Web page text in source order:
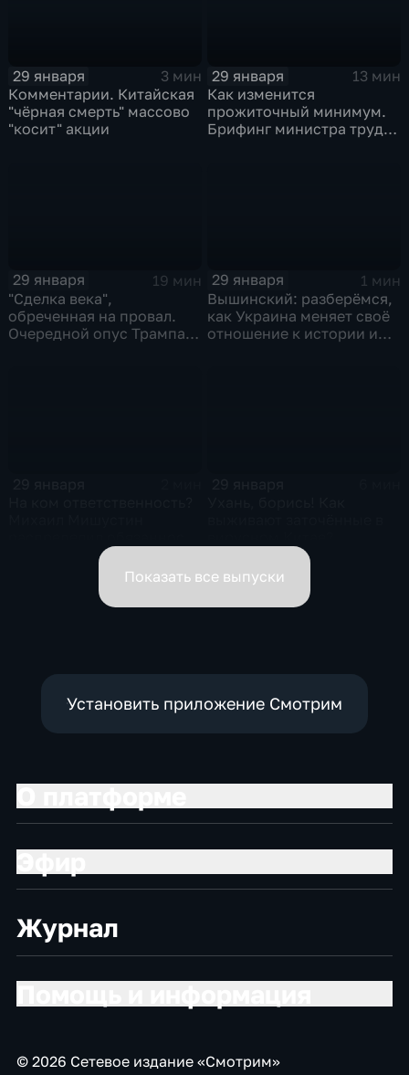
29 января
3 мин
Комментарии. Китайская
"чёрная смерть" массово
"косит" акции
29 января
13 мин
Как изменится
прожиточный минимум.
Брифинг министра труда
29 января
19 мин
"Сделка века",
обреченная на провал.
Очередной опус Трампа.
29 января
1 мин
Вышинский: разберёмся,
как Украина меняет своё
отношение к истории и
вице-премьеров
Показать все выпуски
Установить приложение Смотрим
Журнал
© 2026 Сетевое издание «Смотрим»